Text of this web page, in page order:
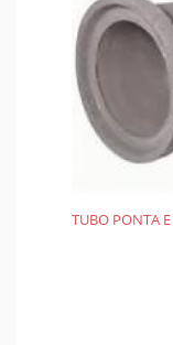
TUBO PONTA